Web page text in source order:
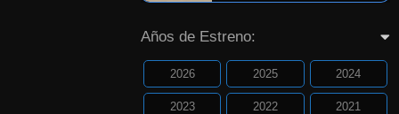
Años de Estreno:
2026 2025 2024
2023 2022 2021